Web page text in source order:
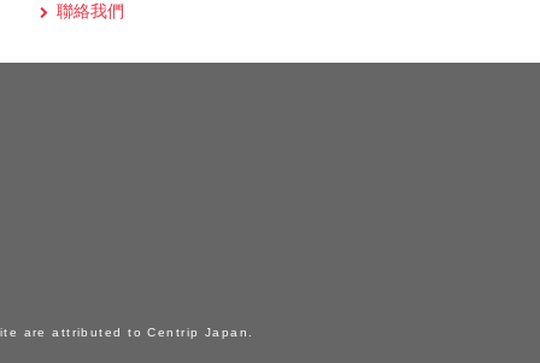
聯絡我們
are attributed to Centrip Japan.